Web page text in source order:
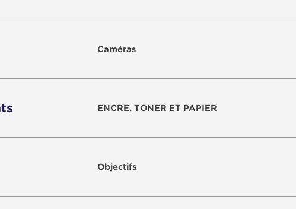
Caméras
ENCRE, TONER ET PAPIER
Objectifs